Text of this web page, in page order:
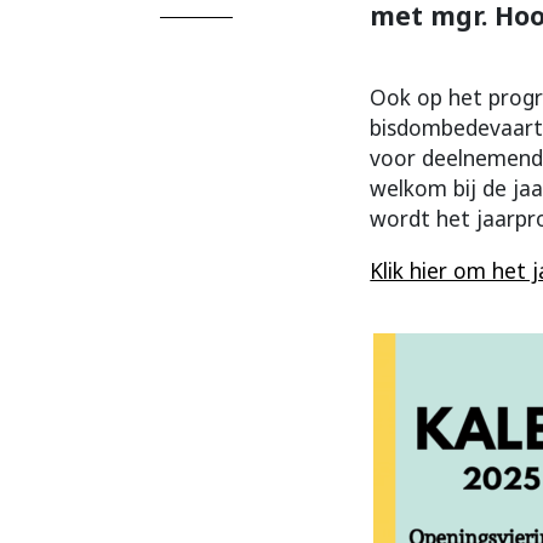
met mgr.
Ook op het
voor
welkom bij de
wordt het
Klik hier om het